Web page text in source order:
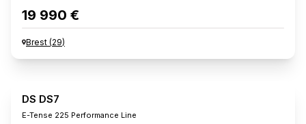
19 990 €
Brest (29)
DS DS7
E-Tense 225 Performance Line